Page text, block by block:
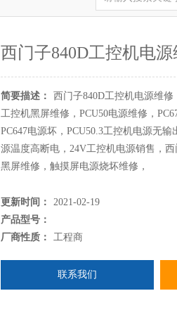
西门子840D工控机电源
简要描述：
西门子840D工控机电源维
工控机黑屏维修，PCU50电源维修，
PC647电源坏，PCU50.3工控机电源无
源温度高断电，24V工控机电源销售，
黑屏维修，触摸屏电源烧坏维修，
更新时间：
2021-02-19
产品型号：
厂商性质：
工程商
联系我们